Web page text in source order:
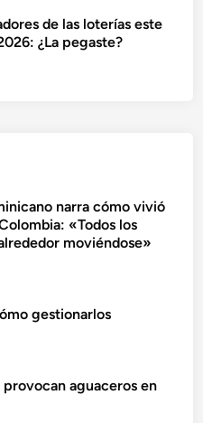
de las loterías este
¿La pegaste?
narra cómo vivió
«Todos los
moviéndose»
gestionarlos
aguaceros en